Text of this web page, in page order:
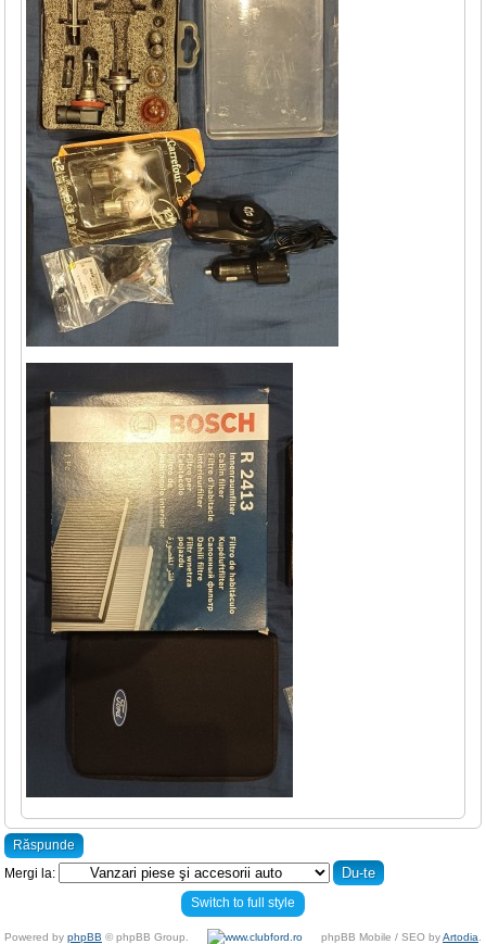
Răspunde
Mergi la:
Switch to full style
Powered by phpBB © phpBB Group. phpBB Mobile / SEO byArtodia